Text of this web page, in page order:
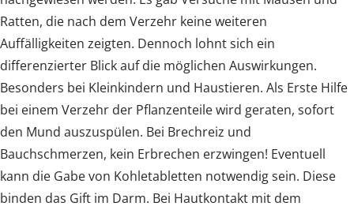
Ratten, die nach dem Verzehr keine weiteren
Auffälligkeiten zeigten. Dennoch lohnt sich ein
differenzierter Blick auf die möglichen Auswirkungen.
Besonders bei Kleinkindern und Haustieren. Als Erste Hilfe
bei einem Verzehr der Pflanzenteile wird geraten, sofort
den Mund auszuspülen. Bei Brechreiz und
Bauchschmerzen, kein Erbrechen erzwingen! Eventuell
kann die Gabe von Kohletabletten notwendig sein. Diese
binden das Gift im Darm. Bei Hautkontakt mit dem